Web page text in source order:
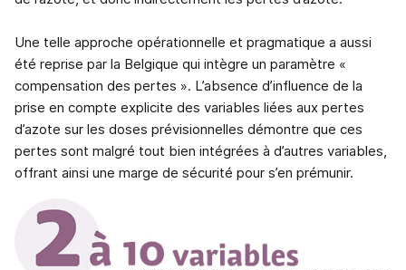
Une telle approche opérationnelle et pragmatique a aussi
été reprise par la Belgique qui intègre un paramètre «
compensation des pertes ». L’absence d’influence de la
prise en compte explicite des variables liées aux pertes
d’azote sur les doses prévisionnelles démontre que ces
pertes sont malgré tout bien intégrées à d’autres variables,
offrant ainsi une marge de sécurité pour s’en prémunir.